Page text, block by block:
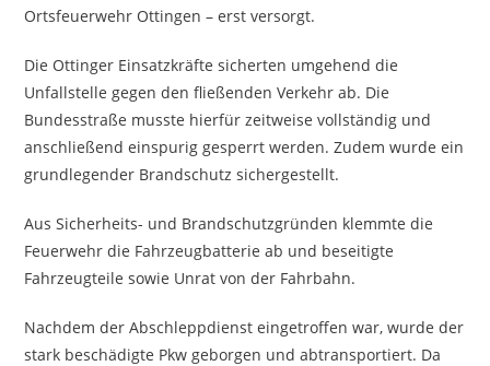
Ortsfeuerwehr Ottingen – erst versorgt.
Die Ottinger Einsatzkräfte sicherten umgehend die
Unfallstelle gegen den fließenden Verkehr ab. Die
Bundesstraße musste hierfür zeitweise vollständig und
anschließend einspurig gesperrt werden. Zudem wurde ein
grundlegender Brandschutz sichergestellt.
Aus Sicherheits- und Brandschutzgründen klemmte die
Feuerwehr die Fahrzeugbatterie ab und beseitigte
Fahrzeugteile sowie Unrat von der Fahrbahn.
Nachdem der Abschleppdienst eingetroffen war, wurde der
stark beschädigte Pkw geborgen und abtransportiert. Da